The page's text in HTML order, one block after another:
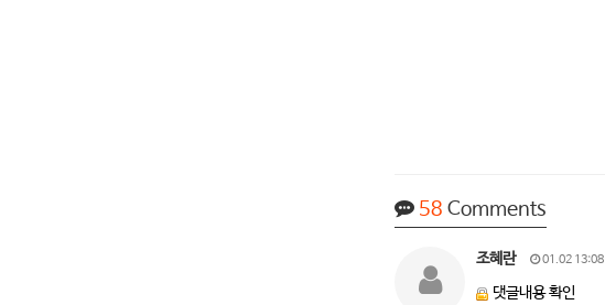
58 Comments
조혜란 01.02 13:08
댓글내용 확인